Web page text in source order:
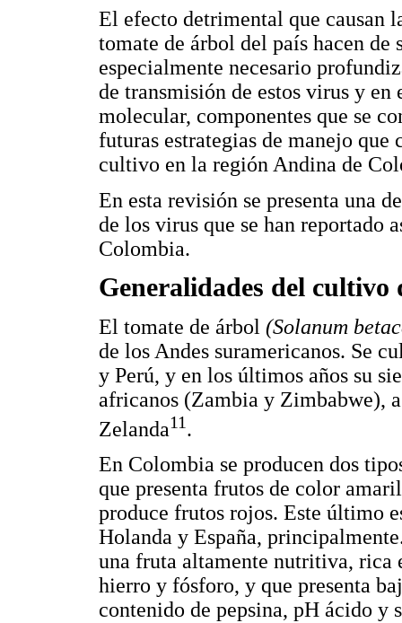
El efecto detrimental que causan
tomate de árbol del país hacen
especialmente necesario
de transmisión de estos virus y
molecular, componentes que se
futuras estrategias de manejo
cultivo en la región Andina de
En esta revisión se presenta una
de los virus que se han reportado
Colombia.
Generalidades del cultivo
El tomate de árbol (Solanum
de los Andes suramericanos. Se
y Perú, y en los últimos años su
africanos (Zambia y Zimbabwe),
Zelanda11.
En Colombia se producen dos
que presenta frutos de color
produce frutos rojos. Este último
Holanda y España,
una fruta altamente nutritiva, rica
hierro y fósforo, y que presenta
contenido de pepsina, pH ácido y